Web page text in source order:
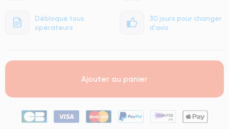
Débloqué tous
opérateurs
30 jours pour changer
d'avis
Ajouter au panier